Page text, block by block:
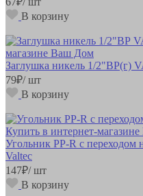
В корзину
Заглушка никель 1/2"ВР(г)
79₽/ шт
В корзину
Угольник РР-R с переходом
Valteс
147₽/ шт
В корзину